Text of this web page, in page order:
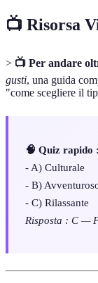
📺 Risorsa
> 📺 Per andare
gusti, una guida
"come scegliere il
🧠 Quiz rapido :
- A) Culturale
- B)
- C) Rilassante
Risposta : C —